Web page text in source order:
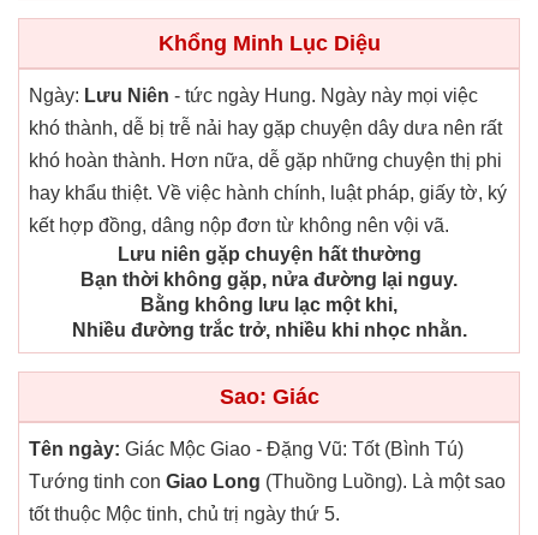
Khổng Minh Lục Diệu
Ngày: Lưu Niên - tức ngày Hung. Ngày này mọi việc
khó thành, dễ bị trễ nải hay gặp chuyện dây dưa nên rất
khó hoàn thành. Hơn nữa, dễ gặp những chuyện thị phi
hay khẩu thiệt. Về việc hành chính, luật pháp, giấy tờ, ký
kết hợp đồng, dâng nộp đơn từ không nên vội vã.
Lưu niên gặp chuyện hất thường
Bạn thời không gặp, nửa đường lại nguy.
Bằng không lưu lạc một khi,
Nhiều đường trắc trở, nhiều khi nhọc nhằn.
Sao: Giác
Tên ngày: Giác Mộc Giao - Đặng Vũ: Tốt (Bình Tú)
Tướng tinh con Giao Long (Thuồng Luồng). Là một sao
tốt thuộc Mộc tinh, chủ trị ngày thứ 5.